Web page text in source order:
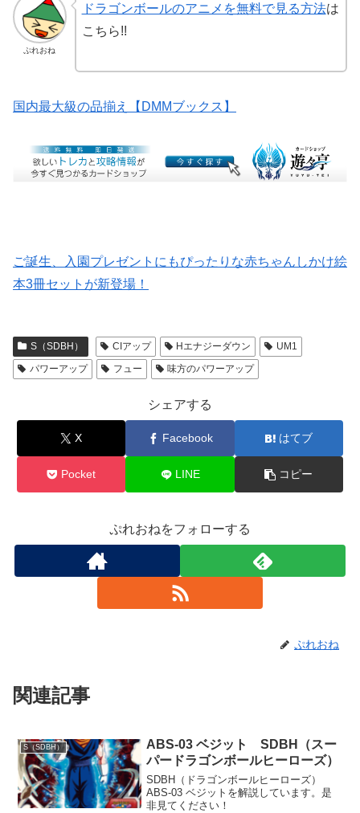
ぷれおね
ドラゴンボールのアニメを無料で見る方法は
こちら!!
国内最大級の品揃え【DMMブックス】
ご誕生、入園プレゼントにもぴったりな赤ちゃんしかけ絵
本3冊セットが新登場！
S（SDBH） CIアップ Hエナジーダウン
UM1
パワーアップ
フュー 味方のパワーアップ
シェアする
X Facebook はてブ
Pocket LINE コピー
ぷれおねをフォローする
ぷれおね
関連記事
S（SDBH）
ABS-03 ベジット SDBH（スー
パードラゴンボールヒーローズ）
SDBH（ドラゴンボールヒーローズ）
ABS-03 ベジットを解説しています。是
非見てください！